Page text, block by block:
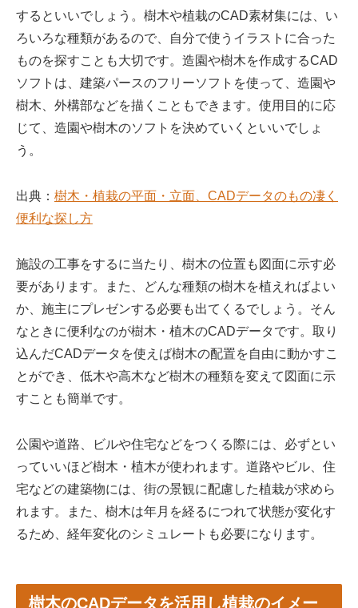
するといいでしょう。樹木や植栽のCAD素材集には、い
ろいろな種類があるので、自分で使うイラストに合った
ものを探すことも大切です。造園や樹木を作成するCAD
ソフトは、建築パースのフリーソフトを使って、造園や
樹木、外構部などを描くこともできます。使用目的に応
じて、造園や樹木のソフトを決めていくといいでしょ
う。
出典： 樹木・植栽の平面・立面、CADデータのもの凄く
便利な探し方
施設の工事をするに当たり、樹木の位置も図面に示す必
要があります。また、どんな種類の樹木を植えればよい
か、施主にプレゼンする必要も出てくるでしょう。そん
なときに便利なのが樹木・植木のCADデータです。取り
込んだCADデータを使えば樹木の配置を自由に動かすこ
とができ、低木や高木など樹木の種類を変えて図面に示
すことも簡単です。
公園や道路、ビルや住宅などをつくる際には、必ずとい
っていいほど樹木・植木が使われます。道路やビル、住
宅などの建築物には、街の景観に配慮した植栽が求めら
れます。また、樹木は年月を経るにつれて状態が変化す
るため、経年変化のシミュレートも必要になります。
樹木のCADデータを活用し植栽のイメー